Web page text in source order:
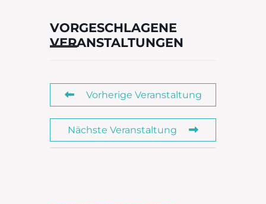
VORGESCHLAGENE
VERANSTALTUNGEN
Vorherige Veranstaltung
Nächste Veranstaltung